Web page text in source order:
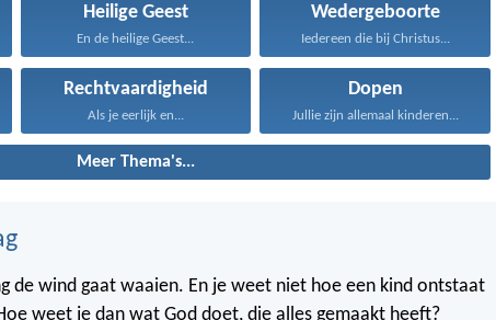
Heilige Geest
En de heilige Geest...
Wedergeboorte
Iedereen die bij Christus...
Rechtvaardigheid
Als je eerlijk en...
Dopen
Jullie zijn allemaal kinderen...
Meer Thema's...
de wind gaat waaien. En je weet niet hoe een kind ontstaat
weet je dan wat God doet, die alles gemaakt heeft?